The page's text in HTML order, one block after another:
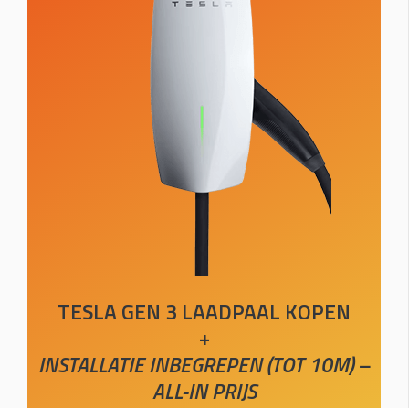
TESLA GEN 3 LAADPAAL KOPEN
+
INSTALLATIE INBEGREPEN (TOT 10M) –
ALL-IN PRIJS